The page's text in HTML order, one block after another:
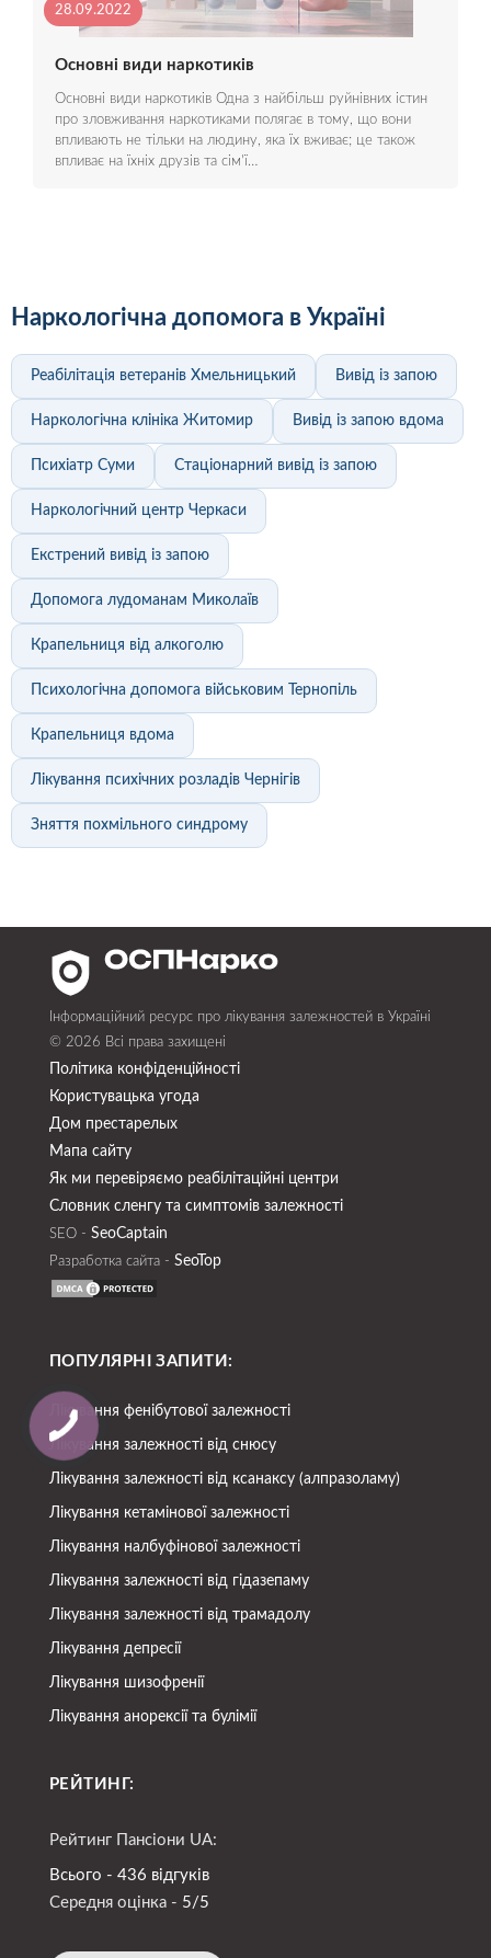
28.09.2022
Основні види наркотиків
Основні види наркотиків Одна з найбільш руйнівних істин
про зловживання наркотиками полягає в тому, що вони
впливають не тільки на людину, яка їх вживає; це також
впливає на їхніх друзів та сім'ї…
Наркологічна допомога в Україні
Реабілітація ветеранів Хмельницький Вивід із запою
Наркологічна клініка Житомир Вивід із запою вдома
Психіатр Суми Стаціонарний вивід із запою
Наркологічний центр Черкаси
Екстрений вивід із запою
Допомога лудоманам Миколаїв
Крапельниця від алкоголю
Психологічна допомога військовим Тернопіль
Крапельниця вдома
Лікування психічних розладів Чернігів
Зняття похмільного синдрому
Інформаційний ресурс про лікування залежностей в Україні
© 2026 Всі права захищені
Політика конфіденційності
Користувацька угода
Дом престарелых
Мапа сайту
Як ми перевіряємо реабілітаційні центри
Словник сленгу та симптомів залежності
SEO - SeoСaptain
Разработка сайта - SeoTop
ПОПУЛЯРНІ ЗАПИТИ:
Лікування фенібутової залежності
Лікування залежності від снюсу
Лікування залежності від ксанаксу (алпразоламу)
Лікування кетамінової залежності
Лікування налбуфінової залежності
Лікування залежності від гідазепаму
Лікування залежності від трамадолу
Лікування депресії
Лікування шизофренії
Лікування анорексії та булімії
РЕЙТИНГ:
Рейтинг Пансіони UA:
Всього - 436 відгуків
Середня оцінка - 5/5